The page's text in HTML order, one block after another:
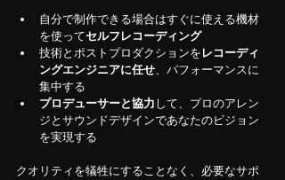
自分で制作できる場合はすぐに使える機材
を使ってセルフレコーディング
技術とポストプロダクションを レコーディ
ングエンジニアに任せ、パフォーマンスに
集中する
プロデューサーと協力 して、プロのアレン
ジとサウンドデザインであなたのビジョン
を実現する
クオリティを犠牲にすることなく、必要なサポ